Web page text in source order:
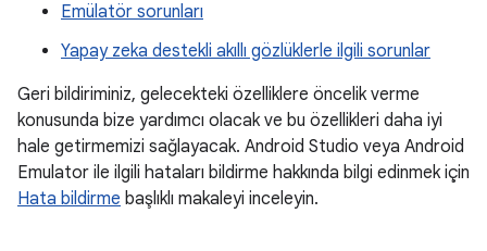
Emülatör sorunları
Yapay zeka destekli akıllı gözlüklerle ilgili sorunlar
Geri bildiriminiz, gelecekteki özelliklere öncelik verme
konusunda bize yardımcı olacak ve bu özellikleri daha iyi
hale getirmemizi sağlayacak. Android Studio veya Android
Emulator ile ilgili hataları bildirme hakkında bilgi edinmek için
Hata bildirme başlıklı makaleyi inceleyin.